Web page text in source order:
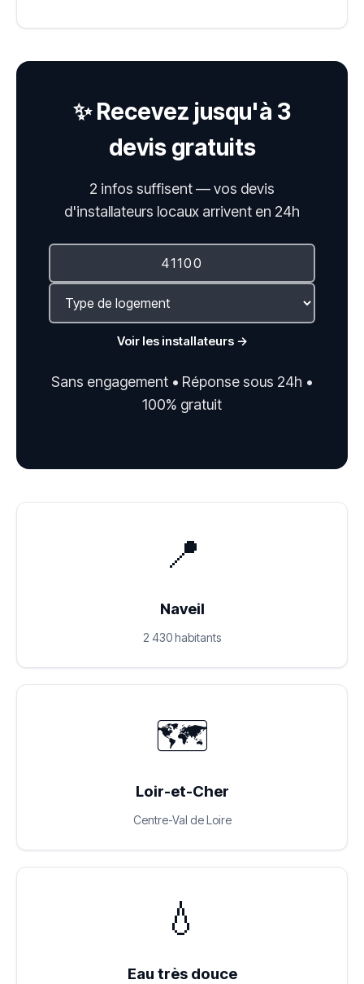
✨ Recevez jusqu'à 3
devis gratuits
2 infos suffisent — vos devis
d'installateurs locaux arrivent en 24h
Voir les installateurs →
Sans engagement • Réponse sous 24h •
100% gratuit
📍
Naveil
2 430 habitants
🗺️
Loir-et-Cher
Centre-Val de Loire
💧
Eau très douce